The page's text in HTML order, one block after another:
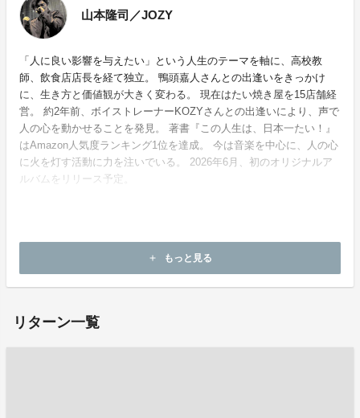
山本隆司／JOZY
「人に良い影響を与えたい」という人生のテーマを軸に、高校教
師、飲食店店長を経て独立。 鴨頭嘉人さんとの出逢いをきっかけ
に、生き方と価値観が大きく変わる。 現在はたい焼き屋を15店舗経
営。 約2年前、ボイストレーナーKOZYさんとの出逢いにより、声で
人の心を動かせることを発見。 著書『この人生は、日本一たい！』
はAmazon人気度ランキング1位を達成。 今は音楽を中心に、人の心
に火を灯す活動に力を注いでいる。 2026年6月、初のオリジナルア
ルバムをリリース予定。
add もっと見る
リターン一覧